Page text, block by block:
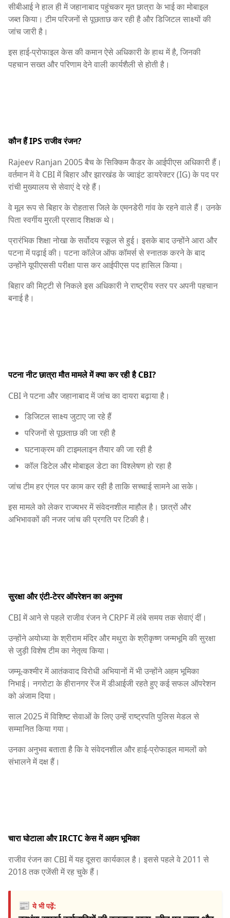
सीबीआई ने हाल ही में जहानाबाद पहुंचकर मृत छात्रा के भाई का मोबाइल
जब्त किया। टीम परिजनों से पूछताछ कर रही है और डिजिटल साक्ष्यों की
जांच जारी है।
इस हाई-प्रोफाइल केस की कमान ऐसे अधिकारी के हाथ में है, जिनकी
पहचान सख्त और परिणाम देने वाली कार्यशैली से होती है।
कौन हैं IPS राजीव रंजन?
Rajeev Ranjan 2005 बैच के सिक्किम कैडर के आईपीएस अधिकारी हैं।
वर्तमान में वे CBI में बिहार और झारखंड के ज्वाइंट डायरेक्टर (IG) के पद पर
रांची मुख्यालय से सेवाएं दे रहे हैं।
वे मूल रूप से बिहार के रोहतास जिले के एमनडेरी गांव के रहने वाले हैं। उनके
पिता स्वर्गीय मुरली प्रसाद शिक्षक थे।
प्रारंभिक शिक्षा नोखा के सर्वोदय स्कूल से हुई। इसके बाद उन्होंने आरा और
पटना में पढ़ाई की। पटना कॉलेज ऑफ कॉमर्स से स्नातक करने के बाद
उन्होंने यूपीएससी परीक्षा पास कर आईपीएस पद हासिल किया।
बिहार की मिट्टी से निकले इस अधिकारी ने राष्ट्रीय स्तर पर अपनी पहचान
बनाई है।
पटना नीट छात्रा मौत मामले में क्या कर रही है CBI?
CBI ने पटना और जहानाबाद में जांच का दायरा बढ़ाया है।
डिजिटल साक्ष्य जुटाए जा रहे हैं
परिजनों से पूछताछ की जा रही है
घटनाक्रम की टाइमलाइन तैयार की जा रही है
कॉल डिटेल और मोबाइल डेटा का विश्लेषण हो रहा है
जांच टीम हर एंगल पर काम कर रही है ताकि सच्चाई सामने आ सके।
इस मामले को लेकर राज्यभर में संवेदनशील माहौल है। छात्रों और
अभिभावकों की नजर जांच की प्रगति पर टिकी है।
सुरक्षा और एंटी-टेरर ऑपरेशन का अनुभव
CBI में आने से पहले राजीव रंजन ने CRPF में लंबे समय तक सेवाएं दीं।
उन्होंने अयोध्या केश्रीराम मंदिरऔर मथुरा केश्रीकृष्ण जन्मभूमिकी सुरक्षा
से जुड़ी विशेष टीम का नेतृत्व किया।
जम्मू-कश्मीर में आतंकवाद विरोधी अभियानों में भी उन्होंने अहम भूमिका
निभाई। नगरोटा के हीरानगर रेंज में डीआईजी रहते हुए कई सफल ऑपरेशन
को अंजाम दिया।
साल 2025 में विशिष्ट सेवाओं के लिए उन्हें राष्ट्रपति पुलिस मेडल से
सम्मानित किया गया।
उनका अनुभव बताता है कि वे संवेदनशील और हाई-प्रोफाइल मामलों को
संभालने में दक्ष हैं।
चारा घोटाला और IRCTC केस में अहम भूमिका
राजीव रंजन का CBI में यह दूसरा कार्यकाल है। इससे पहले वे 2011 से
2018 तक एजेंसी में रह चुके हैं।
📰ये भी पढ़ें: